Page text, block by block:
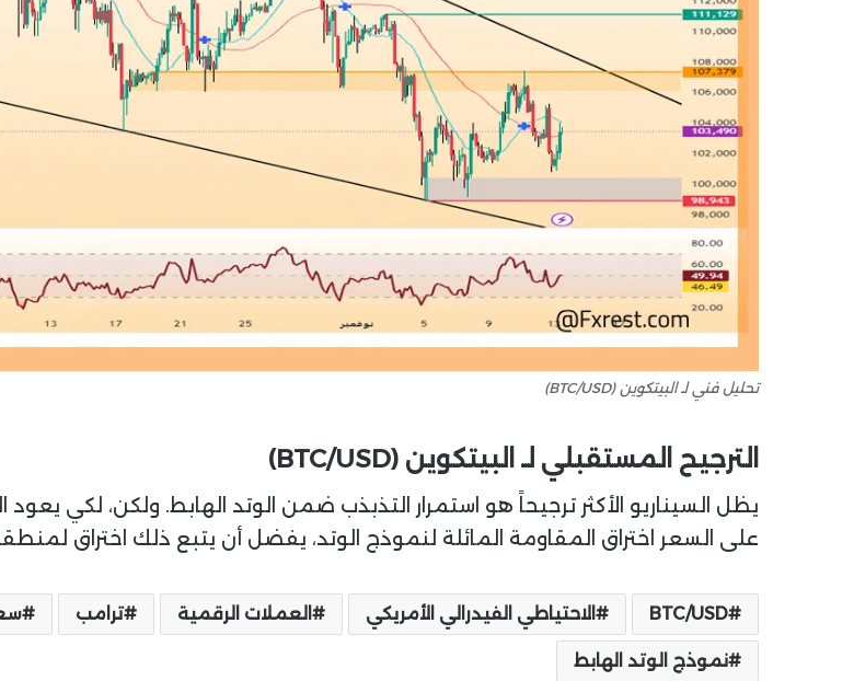
تحليل فني لـ البيتكوين (BTC/USD)
الترجيح المستقبلي لـ البيتكوين (BTC/USD)
يظل السيناريو الأكثر ترجيحاً هو استمرار التذبذب ضمن الوتد الهابط. ولكن، لكي
على السعر اختراق المقاومة المائلة لنموذج الوتد، يفضل أن يتبع ذلك اختراق لمنطقة 107,379
BTC/USD الاحتياطي الفيدرالي الأمريكي العملات الرقمية ترامب
نموذج الوتد الهابط